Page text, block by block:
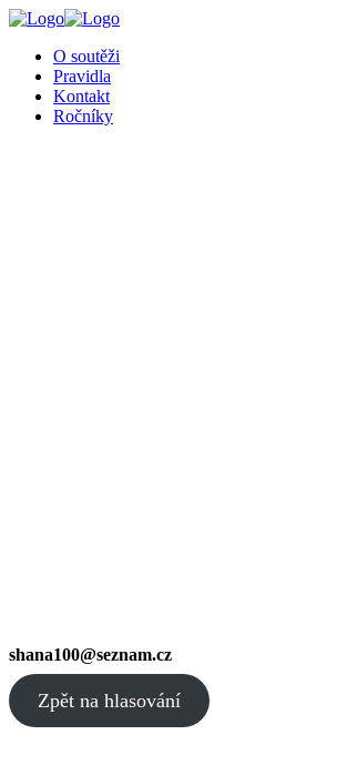
O soutěži
Pravidla
Kontakt
Ročníky
shana100@seznam.cz
Zpět na hlasování